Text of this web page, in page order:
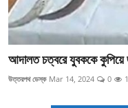
আদালত চত্বরে যুবককে কুপিয়ে
উত্তরপথ ডেস্ক Mar 14, 2024 0